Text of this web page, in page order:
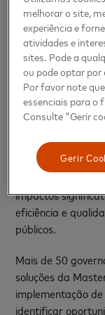
melhorar a
Esta solução
poupança no
operadores de
positivo, através
permitir reduzir o
As soluções de
impactos
eficiência e
públicos.
Mais de 50
soluções da
implementação
identificar
melhorar o site,
experiência e
atividades e
sites. Pode a
ou pode optar por
Por favor note
essenciais para o
Consulte "Gerir
Gerir